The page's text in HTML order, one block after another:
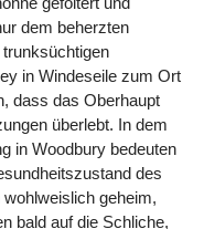
dem beherzten
in Windeseile zum Ort
dass das Oberhaupt
überlebt. In dem
in Woodbury bedeuten
des
geheim,
bald auf die Schliche,